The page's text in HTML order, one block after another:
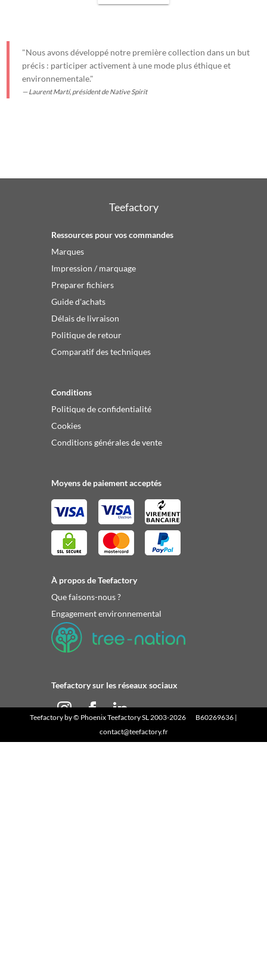
"Nous avons développé notre première collection dans un but
précis : participer activement à une mode plus éthique et
environnementale."
Laurent Martí, président de Native Spirit
Teefactory
Ressources pour vos commandes
Marques
Impression / marquage
Preparer fichiers
Guide d'achats
Délais de livraison
Politique de retour
Comparatif des techniques
Conditions
Politique de confidentialité
Cookies
Conditions générales de vente
Moyens de paiement acceptés
À propos de Teefactory
Que faisons-nous ?
Engagement environnemental
Teefactory sur les réseaux sociaux
Teefactoryby © Phoenix Teefactory SL 2003-2026 B60269636 |
contact@teefactory.fr